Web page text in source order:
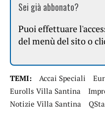
Sei già abbonato?
Puoi effettuare
del menù del sito o
TEMI: Accai Speciali
Eurolls Villa Santina
Notizie Villa Santina